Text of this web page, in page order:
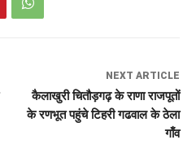
NEXT ARTICLE
कैलाखुरी चितौड़गढ़ के राणा राजपूतों
के रणभूत पहुंचे टिहरी गढवाल के ठेला
गाँव